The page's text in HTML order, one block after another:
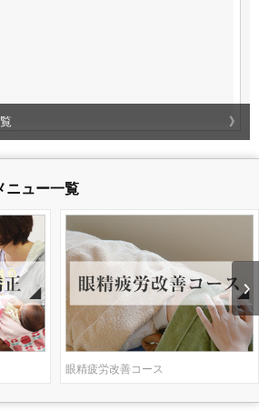
》
ニュー一覧
眼精疲労改善コース